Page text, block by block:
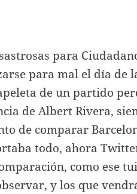
para
para mal el día de
de un partido
de Albert Rivera,
de comparar
todo, ahora
como ese
y los que